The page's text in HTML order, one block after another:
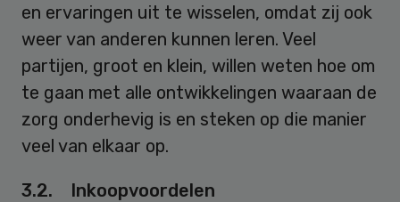
en ervaringen uit te wisselen, omdat zij ook
weer van anderen kunnen leren. Veel
partijen, groot en klein, willen weten hoe om
te gaan met alle ontwikkelingen waaraan de
zorg onderhevig is en steken op die manier
veel van elkaar op.
3.2. Inkoopvoordelen